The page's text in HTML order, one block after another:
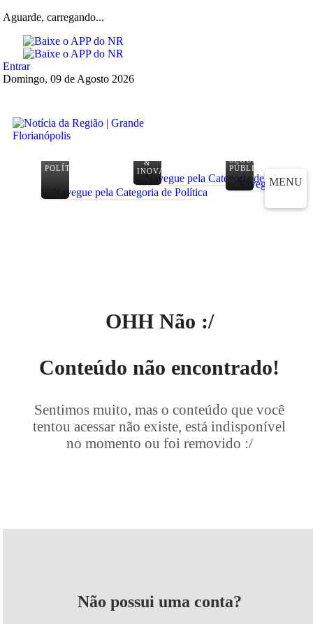
Aguarde, carregando...
Entrar
Domingo, 09 de Agosto 2026
MENU
POLÍTICA
&
INOVAÇÃO
SEGURANÇA
PÚBLICA
OHH Não :/
Conteúdo não encontrado!
Sentimos muito, mas o conteúdo que você
tentou acessar não existe, está indisponível
no momento ou foi removido :/
Não possui uma conta?